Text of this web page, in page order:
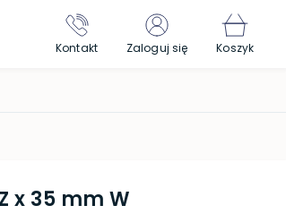
Kontakt Zaloguj się Koszyk
x 35 mm W